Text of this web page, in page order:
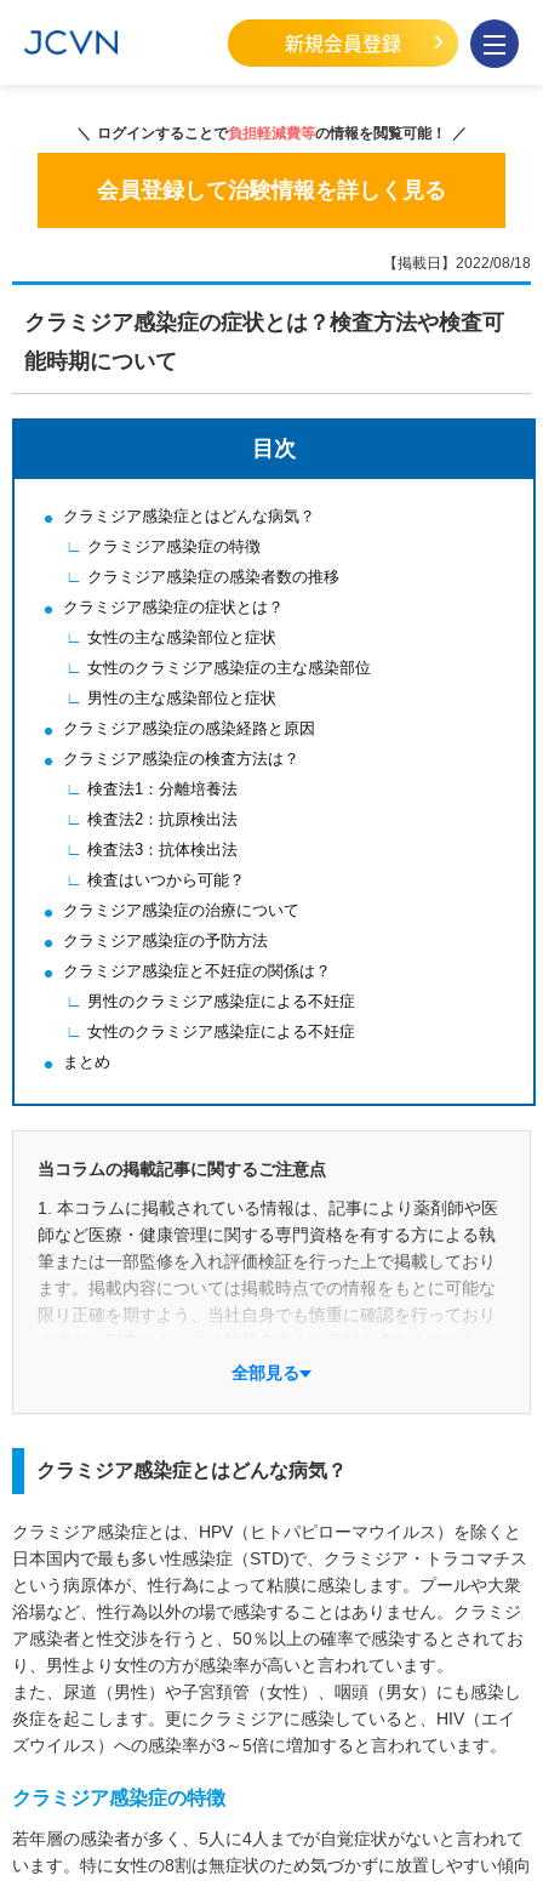
新規会員登録
ログインすることで負担軽減費等の情報を閲覧可能！
会員登録して治験情報を詳しく見る
【掲載日】2022/08/18
クラミジア感染症の症状とは？検査方法や検査可
能時期について
目次
クラミジア感染症とはどんな病気？
クラミジア感染症の特徴
クラミジア感染症の感染者数の推移
クラミジア感染症の症状とは？
女性の主な感染部位と症状
女性のクラミジア感染症の主な感染部位
男性の主な感染部位と症状
クラミジア感染症の感染経路と原因
クラミジア感染症の検査方法は？
検査法1：分離培養法
検査法2：抗原検出法
検査法3：抗体検出法
検査はいつから可能？
クラミジア感染症の治療について
クラミジア感染症の予防方法
クラミジア感染症と不妊症の関係は？
男性のクラミジア感染症による不妊症
女性のクラミジア感染症による不妊症
まとめ
当コラムの掲載記事に関するご注意点
1. 本コラムに掲載されている情報は、記事により薬剤師や医
師など医療・健康管理に関する専門資格を有する方による執
筆または一部監修を入れ評価検証を行った上で掲載しており
ます。掲載内容については掲載時点での情報をもとに可能な
限り正確を期すよう、当社自身でも慎重に確認を行っており
り、正確性や最新性あるいは具体的な成果を保証するもので
ります。
費者の皆さまが適切な商品選択を行えるよう支援することを
目的に作成しているものです。また、当該コラムの主な眼目
は「商品」ではなく「成分」にあり、特定商品の広告目的や
誘引を企図したものではありません。併せて、特定の医薬品
メーカーや販売業者から紹介や販売を目的とした報酬などの
対価を受け取っているものでもありません。
3. 本コラムに記載されている商品名やサービス名は、それぞ
れの提供元または権利者に帰属する商標または登録商標で
4. 前述の内容に関連して、読者の皆さまに万一何らかの不利
益や損害が発生した場合でも、当社はその一切について責任
を負いかねます。
全部見る
クラミジア感染症とはどんな病気？
クラミジア感染症とは、HPV（ヒトパピローマウイルス）を除くと
日本国内で最も多い性感染症（STD)で、クラミジア・トラコマチス
という病原体が、性行為によって粘膜に感染します。プールや大衆
浴場など、性行為以外の場で感染することはありません。クラミジ
ア感染者と性交渉を行うと、50％以上の確率で感染するとされてお
り、男性より女性の方が感染率が高いと言われています。
また、尿道（男性）や子宮頚管（女性）、咽頭（男女）にも感染し
炎症を起こします。更にクラミジアに感染していると、HIV（エイ
ズウイルス）への感染率が3～5倍に増加すると言われています。
クラミジア感染症の特徴
若年層の感染者が多く、5人に4人までが自覚症状がないと言われて
います。特に女性の8割は無症状のため気づかずに放置しやすい傾向